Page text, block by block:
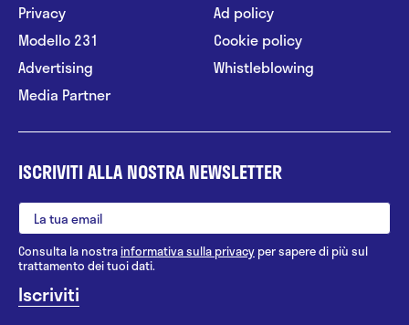
Privacy
Modello 231
Advertising
Media Partner
Ad policy
Cookie policy
Whistleblowing
ISCRIVITI ALLA NOSTRA NEWSLETTER
Consulta la nostrainformativa sulla privacy per sapere di più sul
trattamento dei tuoi dati.